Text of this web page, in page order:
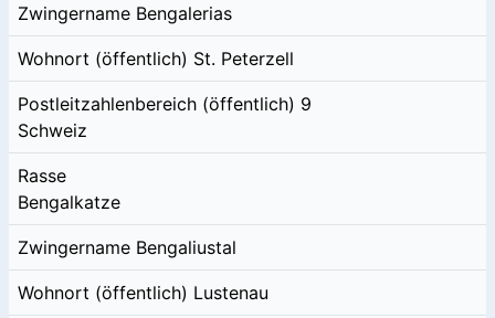
Zwingername Bengalerias
Wohnort (öffentlich) St. Peterzell
Postleitzahlenbereich (öffentlich) 9
Schweiz
Rasse
Bengalkatze
Zwingername Bengaliustal
Wohnort (öffentlich) Lustenau